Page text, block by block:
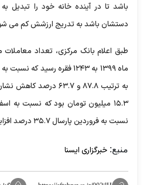
باشد تا در آینده خانه خود را تبدیل
دستشان باشد به تدریج ارزشش کم می
طبق اعلام بانک مرکزی، تعداد
ماه ۱۳۹۹ به ۱۲۴۳ فقره رسید
به ترتیب ۸۷.۸ و ۶۳.۷
نسبت به فروردین پارسال ۳۵.۷ درصد افزایش یافته است.
منبع: خبرگزاری ایسنا